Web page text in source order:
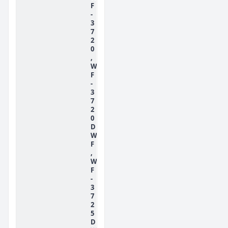
F
-
3
7
2
0
,
W
F
-
3
7
2
0
D
W
F
,
W
F
-
3
7
2
5
D